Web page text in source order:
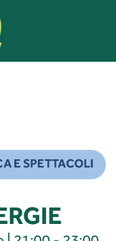
il tuo evento
E SPETTACOLI